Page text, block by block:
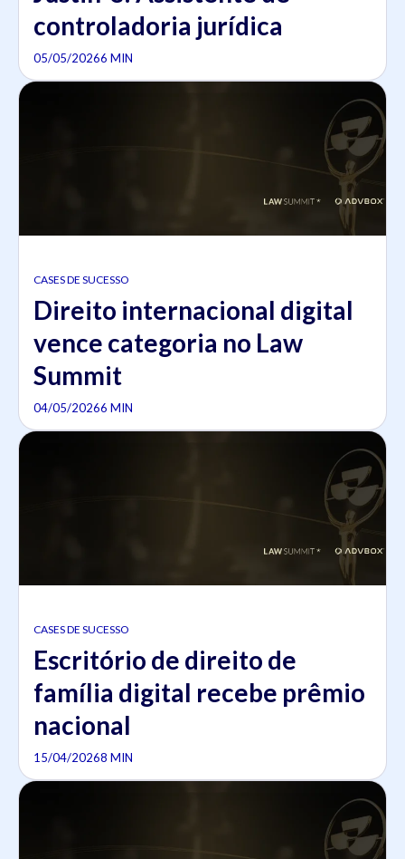
controladoria jurídica
05/05/20266 MIN
CASES DE SUCESSO
Direito internacional digital
vence categoria no Law
Summit
04/05/20266 MIN
CASES DE SUCESSO
Escritório de direito de
família digital recebe prêmio
nacional
15/04/20268 MIN